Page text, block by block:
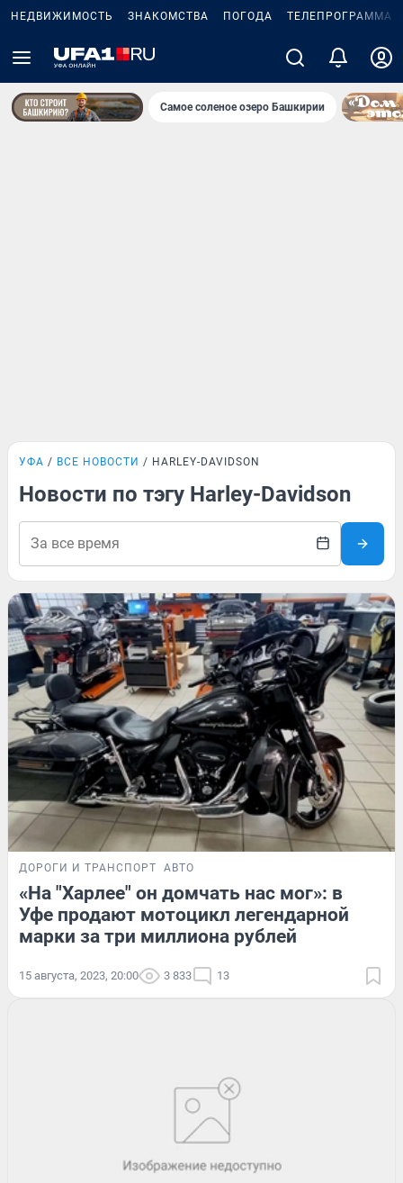
НЕДВИЖИМОСТЬ ЗНАКОМСТВА ПОГОДА ТЕЛЕПРОГРАММА
Самое соленое озеро Башкирии
УФА ВСЕ НОВОСТИ HARLEY-DAVIDSON
Новости по тэгу Harley-Davidson
ДОРОГИ И ТРАНСПОРТ АВТО
«На "Харлее" он домчать нас мог»: в
Уфе продают мотоцикл легендарной
марки за три миллиона рублей
15 августа, 2023, 20:00 3 833 13